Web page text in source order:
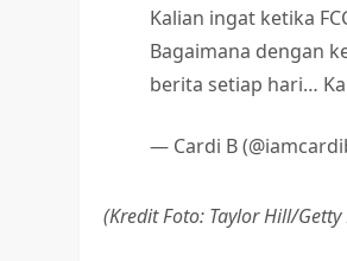
Kalian ingat ketika
Bagaimana dengan
berita setiap hari…
— Cardi B
(Kredit Foto: Taylor Hill/